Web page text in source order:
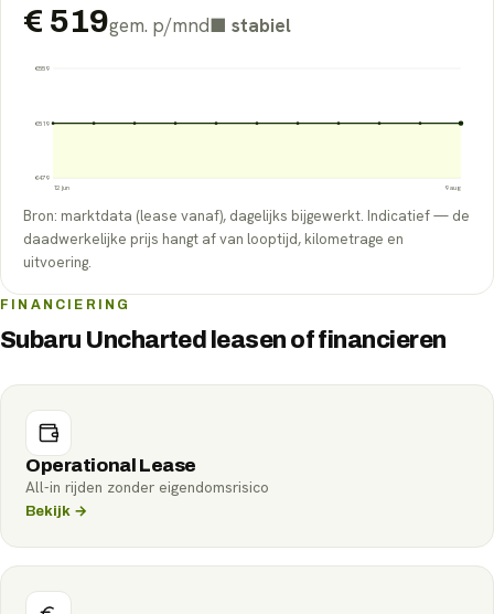
€ 519gem. p/mnd■ stabiel
€559
€519
€479
12 jun 9 aug
Bron: marktdata (lease vanaf), dagelijks bijgewerkt. Indicatief — de
daadwerkelijke prijs hangt af van looptijd, kilometrage en
uitvoering.
FINANCIERING
Subaru Uncharted leasen of financieren
Operational Lease
All-in rijden zonder eigendomsrisico
Bekijk →